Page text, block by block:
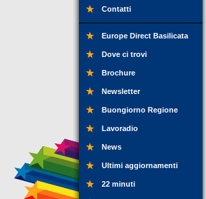
Contatti
Europe Direct Basilicata
Dove ci trovi
Brochure
Newsletter
Buongiorno Regione
Lavoradio
News
Ultimi aggiornamenti
22 minuti